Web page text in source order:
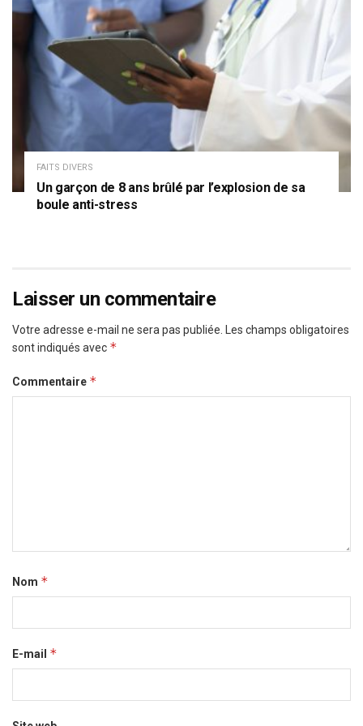
FAITS DIVERS
Un garçon de 8 ans brûlé par l’explosion de sa
boule anti-stress
Laisser un commentaire
Votre adresse e-mail ne sera pas publiée. Les champs obligatoires
sont indiqués avec *
Commentaire *
Nom *
E-mail *